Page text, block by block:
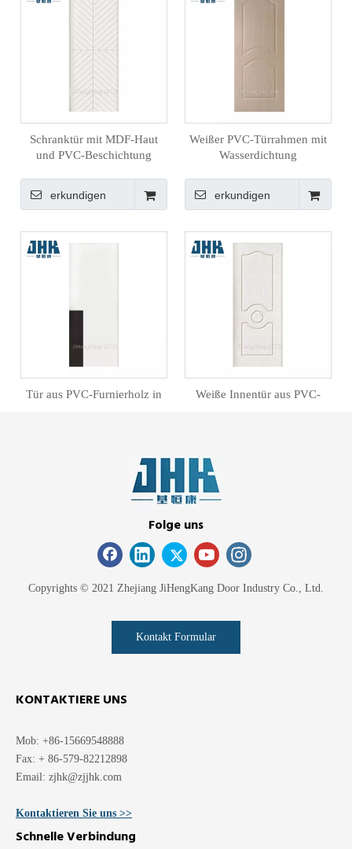
Schranktür mit MDF-Haut
und PVC-Beschichtung
erkundigen
Weißer PVC-Türrahmen mit
Wasserdichtung
erkundigen
Tür aus PVC-Furnierholz in
Weiße Innentür aus PVC-
erkundigen
Folge uns
Copyrights © 2021 Zhejiang JiHengKang Door Industry Co., Ltd.
Kontakt Formular
KONTAKTIERE UNS
Mob: +86-15669548888
Fax: + 86-579-82212898
Email: zjhk@zjjhk.com
Kontaktieren Sie uns >>
Schnelle Verbindung